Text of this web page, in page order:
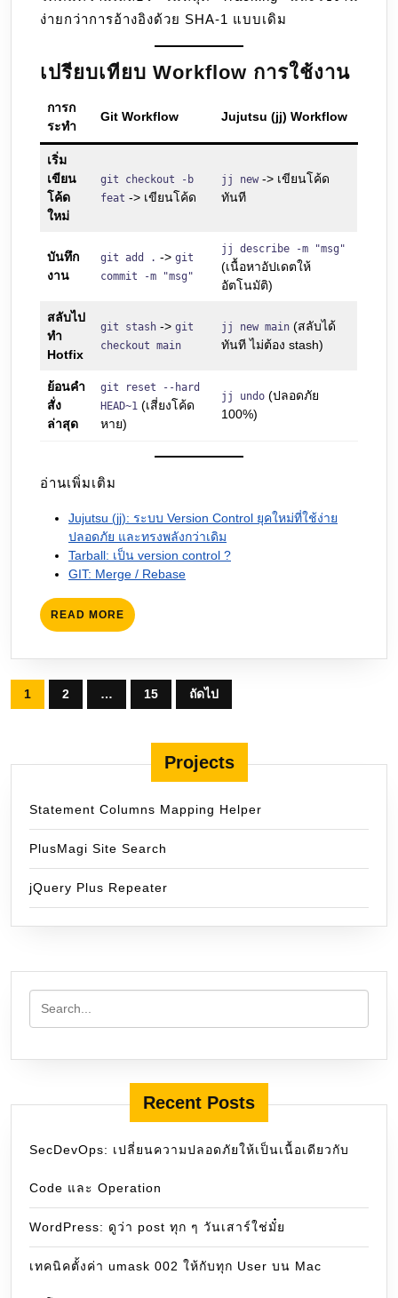
ง่ายกว่าการอ้างอิงด้วย SHA-1 แบบเดิม
เปรียบเทียบ Workflow การใช้งาน
การก
ระทำ
Git Workflow Jujutsu (jj) Workflow
เริ่ม
เขียน
โค้ด
ใหม่
git checkout -b
feat -> เขียนโค้ด
jj new -> เขียนโค้ด
ทันที
บันทึก
งาน
git add . -> git
commit -m "msg"
jj describe -m "msg"
(เนื้อหาอัปเดตให้
อัตโนมัติ)
สลับไป
ทำ
Hotfix
git stash -> git
checkout main
jj new main (สลับได้
ทันที ไม่ต้อง stash)
ย้อนคำ
สั่ง
ล่าสุด
git reset --hard
HEAD~1 (เสี่ยงโค้ด
หาย)
jj undo (ปลอดภัย
100%)
อ่านเพิ่มเติม
Jujutsu (jj): ระบบ Version Control ยุคใหม่ที่ใช้ง่าย
ปลอดภัย และทรงพลังกว่าเดิม
Tarball: เป็น version control ?
GIT: Merge / Rebase
READ MORE READ
MORE
Posts
pagination
1 2 … 15 ถัดไป
Projects
Statement Columns Mapping Helper
PlusMagi Site Search
jQuery Plus Repeater
Recent Posts
SecDevOps: เปลี่ยนความปลอดภัยให้เป็นเนื้อเดียวกับ
Code และ Operation
WordPress: ดูว่า post ทุก ๆ วันเสาร์ใช่มั๋ย
เทคนิคตั้งค่า umask 002 ให้กับทุก User บน Mac